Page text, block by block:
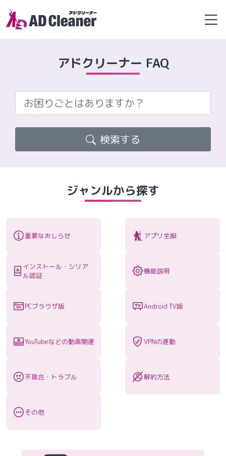
Skip
to
アドクリーナー FAQ
お困りごとはありますか？
検索する
ジャンルから探す
重要なおしらせ アプリ全般
インストール・シリア
ル認証
機能説明
PCブラウザ版 Android TV版
YouTubeなどの動画関連 VPNの連動
不具合・トラブル 解約方法
その他